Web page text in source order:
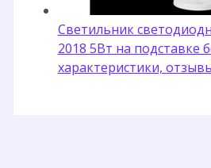
Светильник
2018 5Вт на подставке
характеристики,